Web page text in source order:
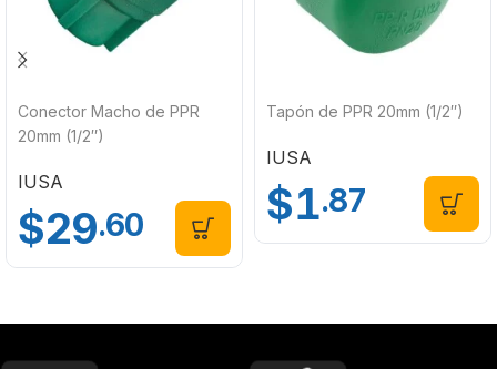
Conector Macho de PPR
20mm (1/2″)
IUSA
$29.60
Tapón de PPR 20mm (1/2″)
IUSA
$1.87